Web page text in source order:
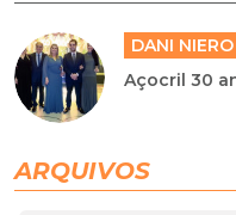
DANI NIERO
Açocril 30
ARQUIVOS